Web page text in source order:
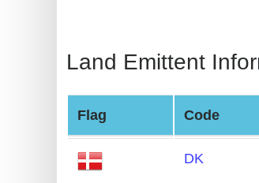
Card
Generate
Credit
Card
from
Land Emittent
Flag Code
DK